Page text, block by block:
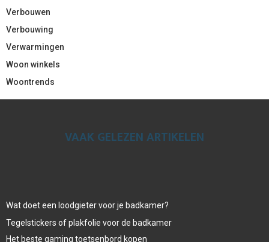
Verbouwen
Verbouwing
Verwarmingen
Woon winkels
Woontrends
VAAK GELEZEN ARTIKELEN
Wat doet een loodgieter voor je badkamer?
Tegelstickers of plakfolie voor de badkamer
Het beste gaming toetsenbord kopen